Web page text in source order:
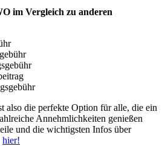
im Vergleich zu anderen
also die perfekte Option für alle, die ein
Annehmlichkeiten genießen
und die wichtigsten Infos über
hier!